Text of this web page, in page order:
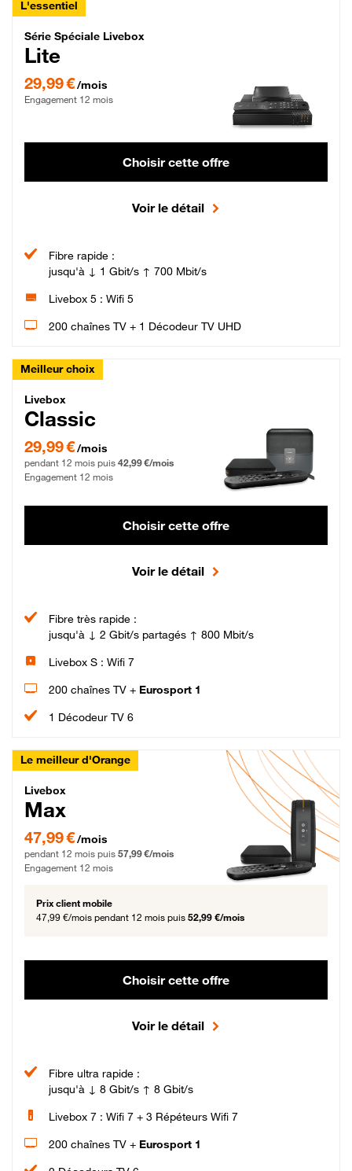
L'essentiel
Série Spéciale Livebox Lite Fibre
Série Spéciale Livebox
Lite
29,99 €/mois
Engagement 12 mois
Choisir cette offre
Voir le détail
Fibre rapide :
jusqu'à ↓ 1 Gbit/s ↑ 700 Mbit/s
Livebox 5 : Wifi 5
200 chaînes TV + 1 Décodeur TV UHD
Meilleur choix
Livebox Classic Fibre
Livebox
Classic
29,99 € par mois pendant 12 mois puis 42,99 € par mois, Engagement 12 mois
29,99 €/mois
pendant 12 mois puis 42,99 €/mois
Engagement 12 mois
Choisir cette offre
Voir le détail
Fibre très rapide :
jusqu'à ↓ 2 Gbit/s partagés ↑ 800 Mbit/s
Livebox S : Wifi 7
200 chaînes TV + Eurosport 1
1 Décodeur TV 6
Le meilleur d'Orange
Livebox Max Fibre
Livebox
Max
47,99 € par mois pendant 12 mois puis 57,99 € par mois, Engagement 12 mois
47,99 €/mois
pendant 12 mois puis 57,99 €/mois
Engagement 12 mois
Prix client mobile
47,99 €/mois pendant 12 mois puis 52,99 €/mois
Choisir cette offre
Voir le détail
Fibre ultra rapide :
jusqu'à ↓ 8 Gbit/s ↑ 8 Gbit/s
Livebox 7 : Wifi 7 + 3 Répéteurs Wifi 7
200 chaînes TV + Eurosport 1